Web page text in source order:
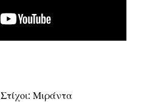
Μιράντα